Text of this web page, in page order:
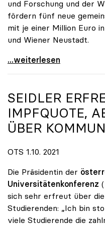
und Forschung und der
fördern fünf neue
mit je einer Million Euro
und Wiener Neustadt.
FHs und Unis bilden
...weiterlesen
SEIDLER
IMPFQUOTE,
ÜBER
OTS 1.10. 2021
Die Präsidentin der
Universitätenkonferenz
sich sehr erfreut über
Studierenden: „Ich bin
viele Studierende die